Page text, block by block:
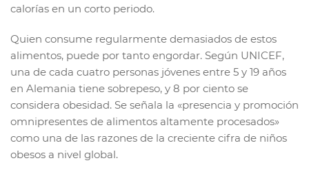
calorías en un corto periodo.
Quien consume regularmente demasiados de estos
alimentos, puede por tanto engordar. Según UNICEF,
una de cada cuatro personas jóvenes entre 5 y 19 años
en Alemania tiene sobrepeso, y 8 por ciento se
considera obesidad. Se señala la «presencia y promoción
omnipresentes de alimentos altamente procesados»
como una de las razones de la creciente cifra de niños
obesos a nivel global.